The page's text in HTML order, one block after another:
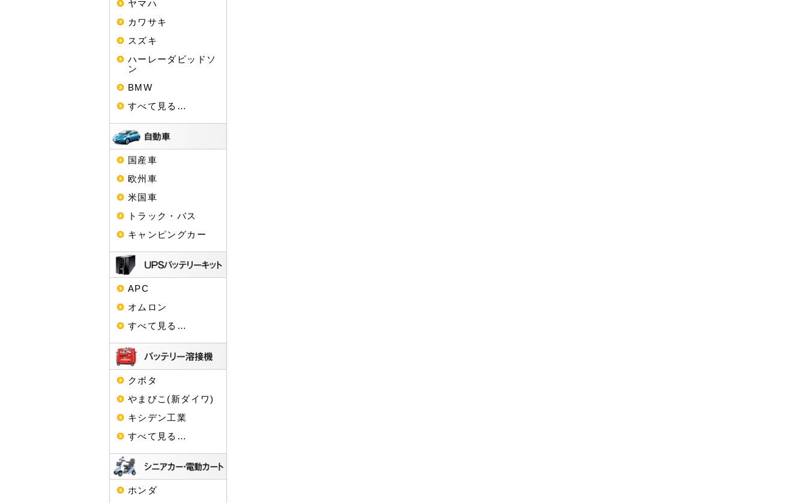
ヤマハ
カワサキ
スズキ
ハーレーダビッドソ
ン
BMW
すべて見る…
国産車
欧州車
米国車
トラック・バス
キャンピングカー
APC
オムロン
すべて見る…
クボタ
やまびこ(新ダイワ)
キシデン工業
すべて見る…
ホンダ